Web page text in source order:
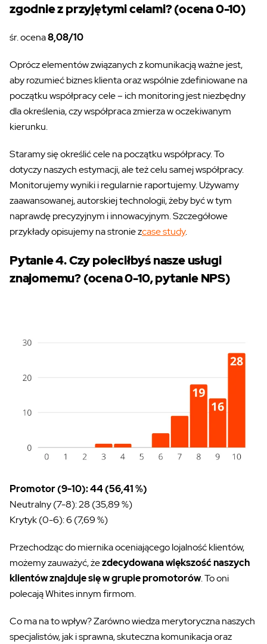
zgodnie z przyjętymi celami? (ocena 0-10)
śr. ocena8,08/10
Oprócz elementów związanych z komunikacją ważne jest,
aby rozumieć biznes klienta oraz wspólnie zdefiniowane na
początku współpracy cele – ich monitoring jest niezbędny
dla określenia, czy współpraca zmierza w oczekiwanym
kierunku.
Staramy się określić cele na początku współpracy. To
dotyczy naszych estymacji, ale też celu samej współpracy.
Monitorujemy wyniki i regularnie raportujemy. Używamy
zaawansowanej, autorskiej technologii, żeby być w tym
naprawdę precyzyjnym i innowacyjnym. Szczegółowe
przykłady opisujemy na stronie zcase study.
Pytanie 4. Czy poleciłbyś nasze usługi
znajomemu? (ocena 0-10, pytanie NPS)
Promotor (9-10):44 (56,41 %)
Neutralny (7-8):28 (35,89 %)
Krytyk (0-6):6 (7,69 %)
Przechodząc do miernika oceniającego lojalność klientów,
możemy zauważyć, żezdecydowana większość naszych
klientów znajduje się w grupie promotorów. To oni
polecają Whites innym firmom.
Co ma na to wpływ? Zarówno wiedza merytoryczna naszych
specjalistów, jak i sprawna, skuteczna komunikacja oraz